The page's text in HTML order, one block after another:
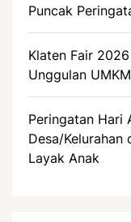
Puncak
Klaten Fair
Unggulan
Peringatan Hari
Desa/Kelurahan
Layak Anak